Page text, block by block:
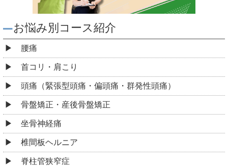
お悩み別コース紹介
腰痛
首コリ・肩こり
頭痛（緊張型頭痛・偏頭痛・群発性頭痛）
骨盤矯正・産後骨盤矯正
坐骨神経痛
椎間板ヘルニア
脊柱管狭窄症